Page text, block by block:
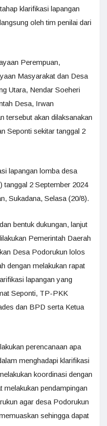
klarifikasi lapangan
oleh tim penilai dari
Perempuan,
Masyarakat dan Desa
Utara, Nendar Soeheri
Desa, Irwan
tersebut akan dilaksanakan
Seponti sekitar tanggal 2
lapangan lomba desa
tanggal 2 September 2024
Sukadana, Selasa (20/8).
bentuk dukungan, lanjut
Pemerintah Daerah
Desa Podorukun lolos
dengan melakukan rapat
lapangan yang
Seponti, TP-PKK
dan BPD serta Ketua
perencanaan apa
menghadapi klarifikasi
koordinasi dengan
melakukan pendampingan
agar desa Podorukun
sehingga dapat